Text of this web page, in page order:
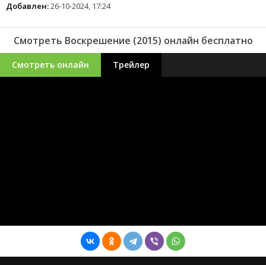
Добавлен:26-10-2024, 17:24
Смотреть Воскрешение (2015) онлайн бесплатно
Смотреть онлайн Трейлер